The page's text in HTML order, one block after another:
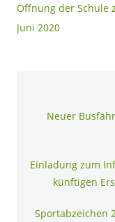
Öffnung der Schule
Juni 2020
Neuer
Einladung zum
künftigen
Sportabzeichen